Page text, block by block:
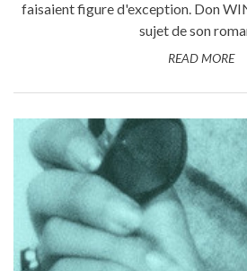
faisaient figure d'exception. Don
sujet de son roman
READ MORE